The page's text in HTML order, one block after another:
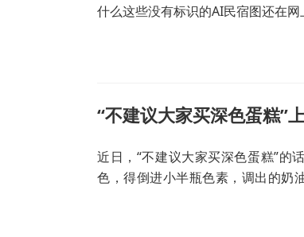
什么这些没有标识的AI民宿图还在
“不建议大家买深色蛋糕”
近日，“不建议大家买深色蛋糕”的
色，得倒进小半瓶色素，调出的奶